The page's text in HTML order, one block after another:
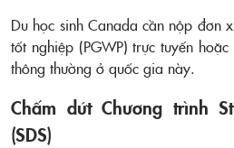
Du học sinh Canada cần nộp đơn
tốt nghiệp (PGWP) trực tuyến
thông thường ở quốc gia này.
Chấm dứt Chương trình
(SDS)